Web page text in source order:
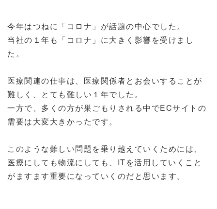
今年はつねに「コロナ」が話題の中心でした。
当社の１年も「コロナ」に大きく影響を受けまし
た。
医療関連の仕事は、医療関係者とお会いすることが
難しく、とても難しい１年でした。
一方で、多くの方が巣ごもりされる中でECサイトの
需要は大変大きかったです。
このような難しい問題を乗り越えていくためには、
医療にしても物流にしても、ITを活用していくこと
がますます重要になっていくのだと思います。